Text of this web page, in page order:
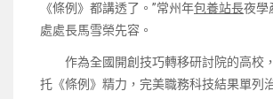
《條例》都講透了。”常州年包養站長夜學
處處長馬雪榮先容。
作為全國開創技巧轉移研討院的高校
托《條例》精力，完美職務科技結果單列